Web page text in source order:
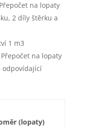
na lopaty
2 díly štěrku a
1 m3
na lopaty
odpovídající
(lopaty)